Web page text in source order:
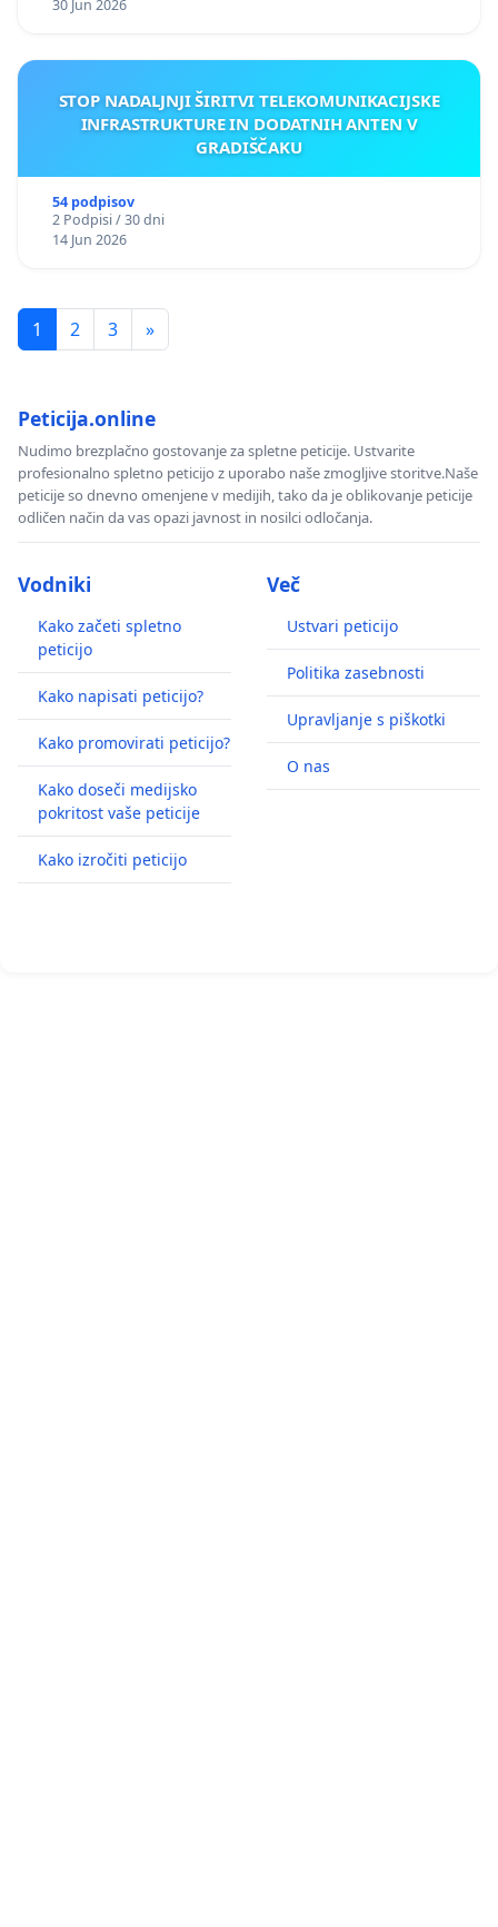
30 Jun 2026
STOP NADALJNJI ŠIRITVI TELEKOMUNIKACIJSKE
INFRASTRUKTURE IN DODATNIH ANTEN V
GRADIŠČAKU
54 podpisov
2 Podpisi / 30 dni
14 Jun 2026
1 2 3 »
Peticija.online
Nudimo brezplačno gostovanje za spletne peticije. Ustvarite
profesionalno spletno peticijo z uporabo naše zmogljive storitve.Naše
peticije so dnevno omenjene v medijih, tako da je oblikovanje peticije
odličen način da vas opazi javnost in nosilci odločanja.
Vodniki
Kako začeti spletno
peticijo
Kako napisati peticijo?
Kako promovirati peticijo?
Kako doseči medijsko
pokritost vaše peticije
Kako izročiti peticijo
Več
Ustvari peticijo
Politika zasebnosti
Upravljanje s piškotki
O nas